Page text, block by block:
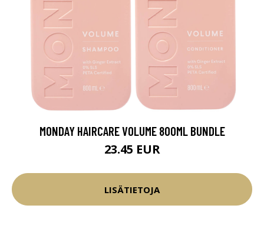
MONDAY HAIRCARE VOLUME 800ML BUNDLE
23.45 EUR
LISÄTIETOJA